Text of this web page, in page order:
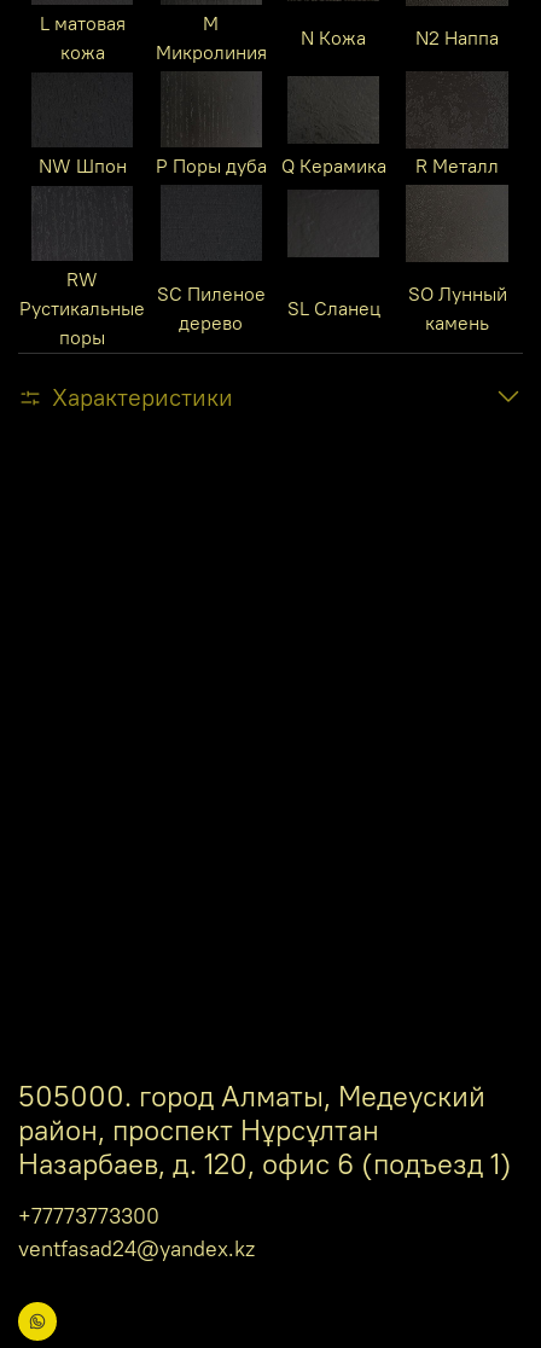
L матовая
кожа
M
Микролиния
N Кожа N2 Наппа
NW Шпон P Поры дуба Q Керамика R Металл
RW
Рустикальные
поры
SC Пиленое
дерево
SL Сланец
SO Лунный
камень
Характеристики
505000. город Алматы, Медеуский
район, проспект Нұрсұлтан
Назарбаев, д. 120, офис 6 (подъезд 1)
+77773773300
ventfasad24@yandex.kz